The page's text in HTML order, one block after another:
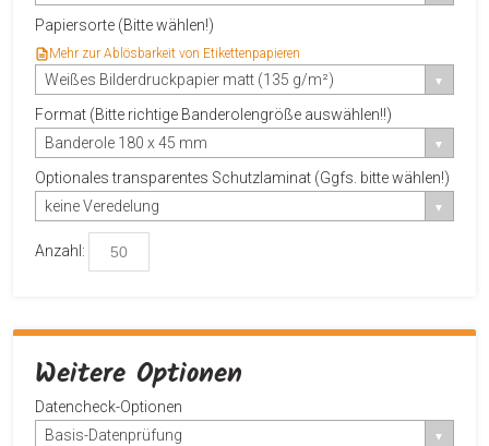
Papiersorte (Bitte wählen!)
Mehr zur Ablösbarkeit von Etikettenpapieren
Weißes Bilderdruckpapier matt (135 g/m²)
Format (Bitte richtige Banderolengröße auswählen!!)
Banderole 180 x 45 mm
Optionales transparentes Schutzlaminat (Ggfs. bitte wählen!)
keine Veredelung
Anzahl:
Weitere Optionen
Datencheck-Optionen
Basis-Datenprüfung